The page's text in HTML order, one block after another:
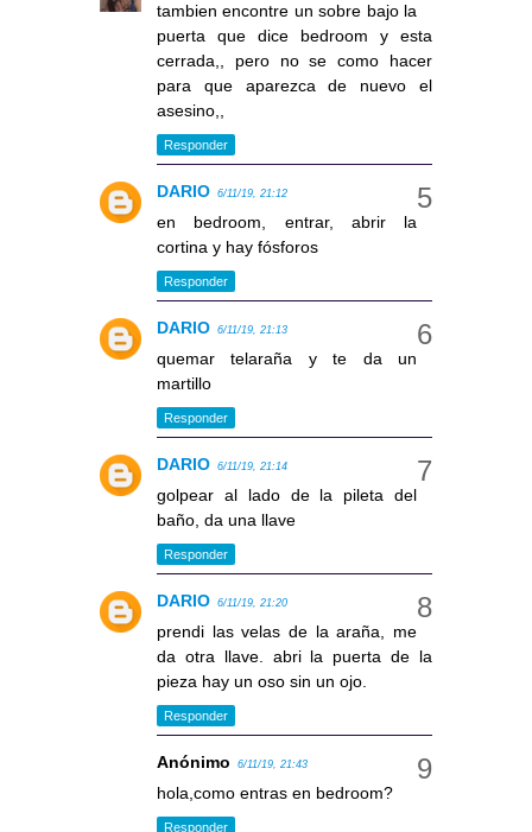
tambien encontre un sobre bajo la
puerta que dice bedroom y esta
cerrada,, pero no se como hacer
para que aparezca de nuevo el
asesino,,
Responder
DARIO 6/11/19, 21:12
en bedroom, entrar, abrir la
cortina y hay fósforos
Responder
DARIO 6/11/19, 21:13
quemar telaraña y te da un
martillo
Responder
DARIO 6/11/19, 21:14
golpear al lado de la pileta del
baño, da una llave
Responder
DARIO 6/11/19, 21:20
prendi las velas de la araña, me
da otra llave. abri la puerta de la
pieza hay un oso sin un ojo.
Responder
Anónimo 6/11/19, 21:43
hola,como entras en bedroom?
Responder